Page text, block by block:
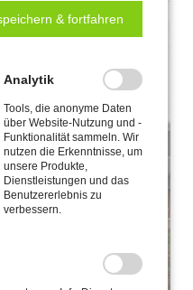
& fortfahren
Analytik
Tools, die anonyme Daten
über Website-Nutzung und -
Funktionalität sammeln. Wir
nutzen die Erkenntnisse, um
unsere Produkte,
Dienstleistungen und das
Benutzererlebnis zu
verbessern.